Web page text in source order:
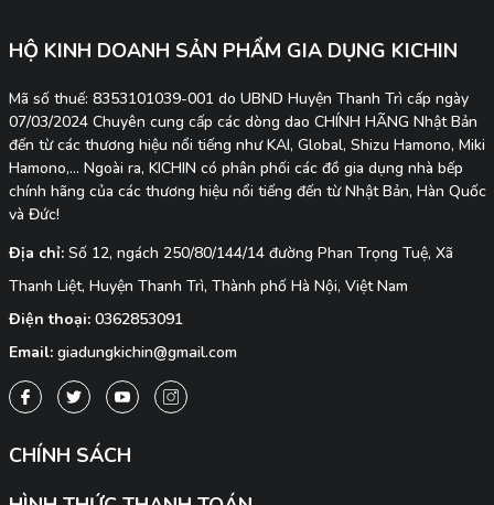
HỘ KINH DOANH SẢN PHẨM GIA DỤNG KICHIN
Mã số thuế: 8353101039-001 do UBND Huyện Thanh Trì cấp ngày
07/03/2024 Chuyên cung cấp các dòng dao CHÍNH HÃNG Nhật Bản
đến từ các thương hiệu nổi tiếng như KAI, Global, Shizu Hamono, Miki
Hamono,... Ngoài ra, KICHIN có phân phối các đồ gia dụng nhà bếp
chính hãng của các thương hiệu nổi tiếng đến từ Nhật Bản, Hàn Quốc
và Đức!
Địa chỉ: Số 12, ngách 250/80/144/14 đường Phan Trọng Tuệ, Xã
Thanh Liệt, Huyện Thanh Trì, Thành phố Hà Nội, Việt Nam
Điện thoại: 0362853091
Email: giadungkichin@gmail.com
CHÍNH SÁCH